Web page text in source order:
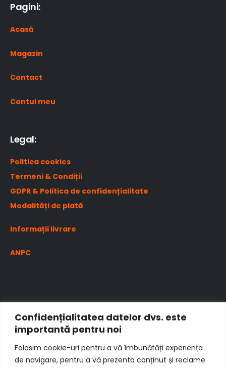
Confidențialitatea datelor dvs. este
importantă pentru noi
Folosim cookie-uri pentru a vă îmbunătăți experiența
de navigare, pentru a vă prezenta conținut și reclame
Pagini:
Acasă
Magazin
Contact
Contul meu
Legal:
Politica cookies
Termeni & Condiții
GDPR & Politica de confidențialitate
Modalități de plată
Informații livrare
ANPC